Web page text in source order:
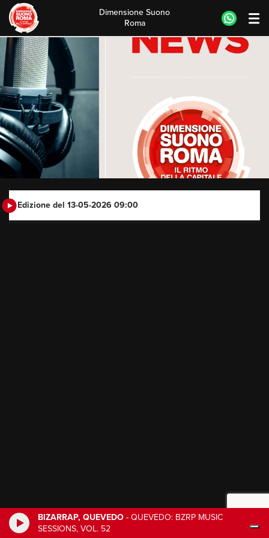
BIZARRAP, QUEVEDO - QUEVEDO: BZRP MUSIC
SESSIONS, VOL. 52
Skip
to
content
Dimensione Suono
Roma
Edizione del 13-05-2026 09:00